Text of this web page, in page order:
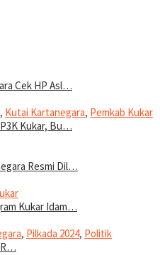
Cek HP Asl…
, Kutai Kartanegara, Pemkab Kukar
Kukar, Bu…
Resmi Dil…
Kukar Idam…
, Pilkada 2024, Politik
R…